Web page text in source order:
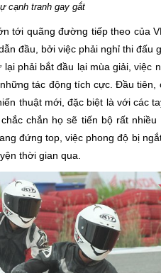
cạnh tranh gay gắt
tới quãng đường tiếp theo của
đầu, bởi việc phải nghỉ thi đấu
phải bắt đầu lại mùa giải, việc
tác động tích cực. Đầu tiên,
thuật mới, đặc biệt là với các
chắn họ sẽ tiến bộ rất nhiều
đứng top, việc phong độ bị
thời gian qua.